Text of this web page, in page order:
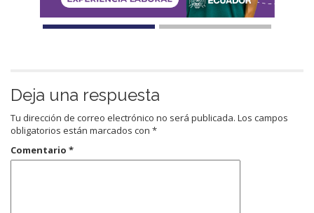
Deja una respuesta
Tu dirección de correo electrónico no será publicada. Los campos
obligatorios están marcados con *
Comentario *